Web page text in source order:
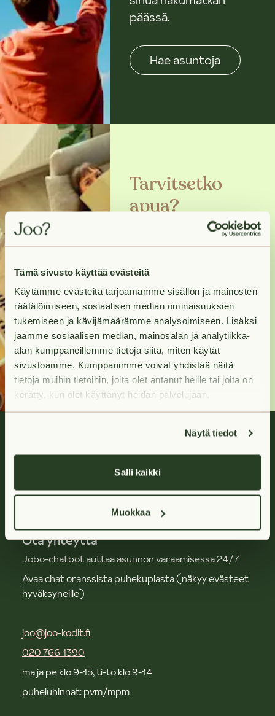
Tämä sivusto käyttää evästeitä
Käytämme evästeitä tarjoamamme sisällön ja mainosten
räätälöimiseen, sosiaalisen median ominaisuuksien
tukemiseen ja kävijämäärämme analysoimiseen. Lisäksi
jaamme sosiaalisen median, mainosalan ja analytiikka-
alan kumppaneillemme tietoja siitä, miten käytät
sivustoamme. Kumppanimme voivat yhdistää näitä
tietoja muihin tietoihin, joita olet antanut heille tai joita on
kerätty, kun olet käyttänyt heidän palvelujaan.
Näytä tiedot
Salli kaikki
Muokkaa
päässä.
Hae asuntoja
Tarvitsetko
apua?
Ota meihin yhteyttä ja
että pääset uuteet
kotiisi nopeasti ja
vaivattomasti.
Ota yhteyttä
Ota yhteyttä
Jobo-chatbot auttaa asunnon varaamisessa 24/7
Avaa chat oranssista puhekuplasta (näkyy evästeet
hyväksyneille)
joo@joo-kodit.fi
020 766 1390
ma ja pe klo 9-15, ti-to klo 9-14
puheluhinnat: pvm/mpm